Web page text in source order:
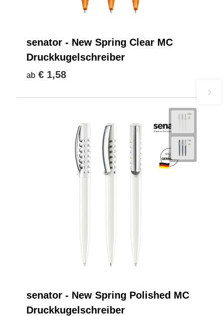
senator - New Spring Clear MC
Druckkugelschreiber
ab € 1,58
senator - New Spring Polished MC
Druckkugelschreiber